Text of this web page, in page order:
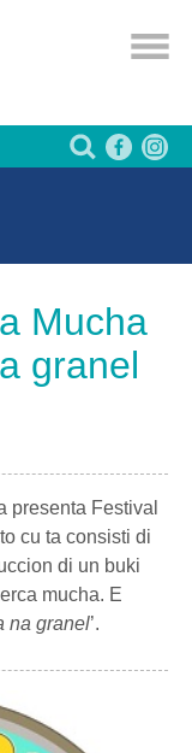
Mucha
granel
presenta Festival
cu ta consisti di
di un buki
mucha. E
na granel’.